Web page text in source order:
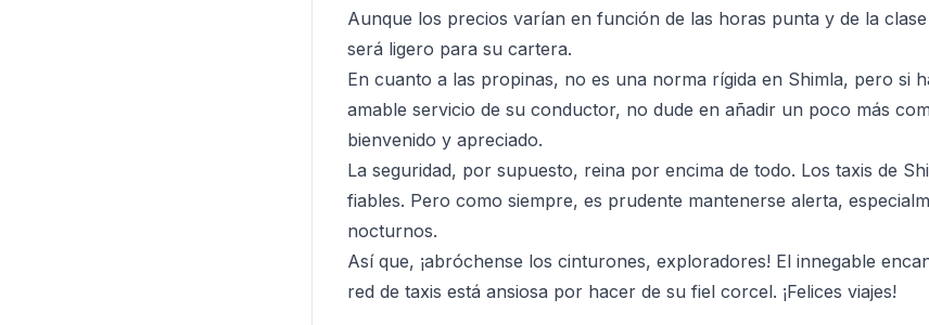
Aunque los precios varían en función de las horas punta y de la
será ligero para su cartera.
En cuanto a las propinas, no es una norma rígida en Shimla, pero si
amable servicio de su conductor, no dude en añadir un poco más
bienvenido y apreciado.
La seguridad, por supuesto, reina por encima de todo. Los taxis de
fiables. Pero como siempre, es prudente mantenerse alerta,
nocturnos.
Así que, ¡abróchense los cinturones, exploradores! El innegable
red de taxis está ansiosa por hacer de su fiel corcel. ¡Felices viajes!